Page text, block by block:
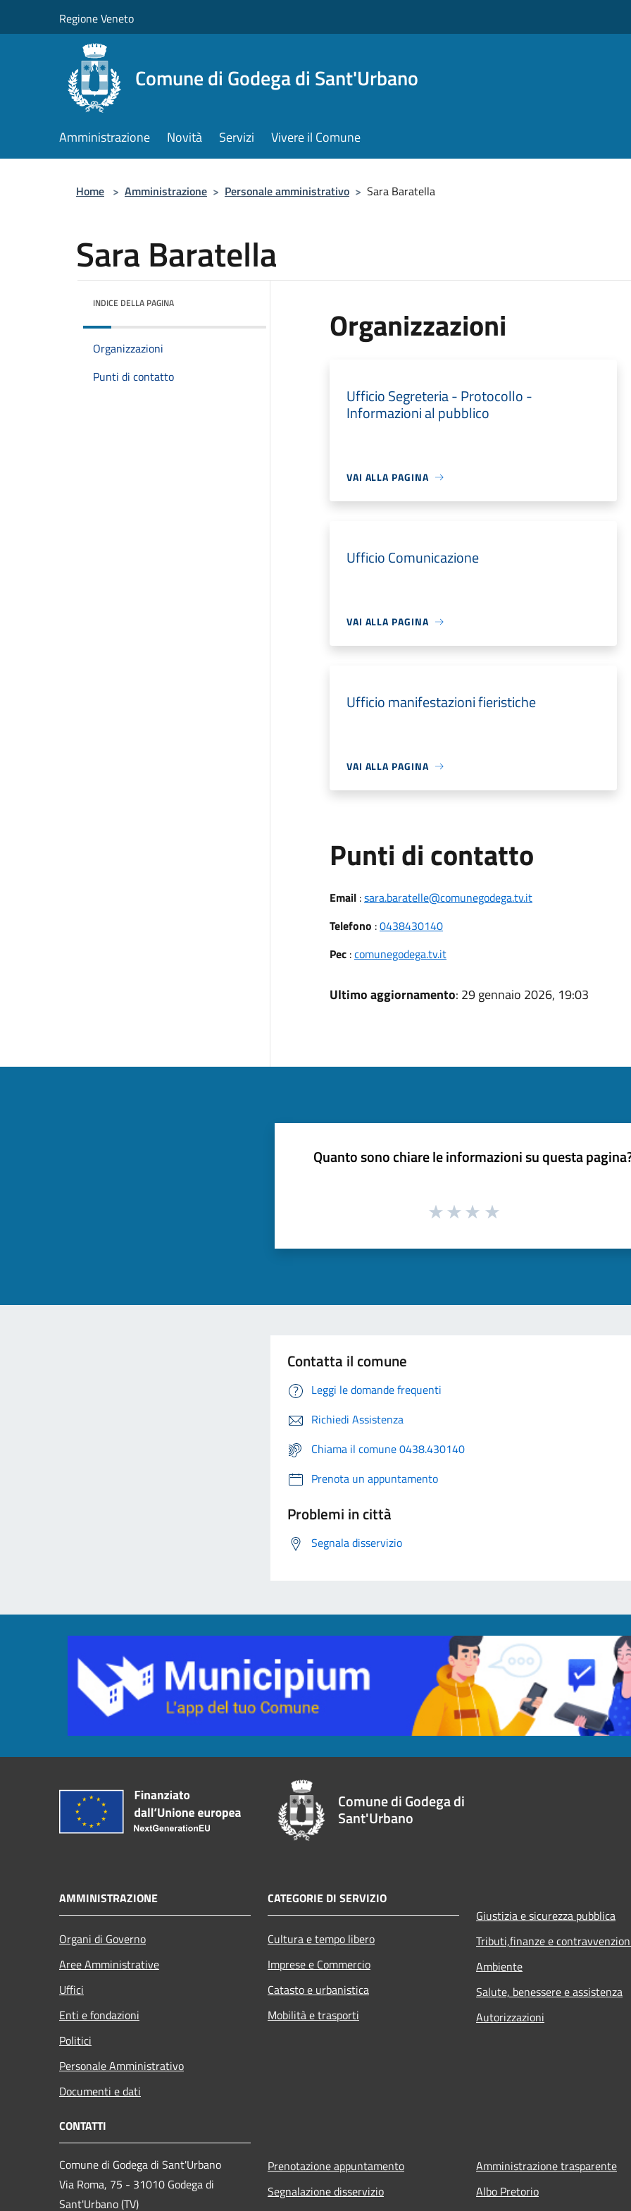
Regione Veneto
Comune di Godega di Sant'Urbano
Amministrazione Novità Servizi Vivere il Comune
Home > Amministrazione > Personale amministrativo > Sara Baratella
Sara Baratella
INDICE DELLA PAGINA
Organizzazioni
Punti di contatto
Organizzazioni
Ufficio Segreteria - Protocollo -
Informazioni al pubblico
VAI ALLA PAGINA
Ufficio Comunicazione
VAI ALLA PAGINA
Ufficio manifestazioni fieristiche
VAI ALLA PAGINA
Punti di contatto
Email:sara.baratelle@comunegodega.tv.it
Telefono :0438430140
Pec:comunegodega.tv.it
Ultimo aggiornamento: 29 gennaio 2026, 19:03
Quanto sono chiare le informazioni su questa
Contatta il comune
Leggi le domande frequenti
Richiedi Assistenza
Chiama il comune 0438.430140
Prenota un appuntamento
Problemi in città
Segnala disservizio
Comune di Godega di
Sant'Urbano
AMMINISTRAZIONE
Organi di Governo
Aree Amministrative
Uffici
Enti e fondazioni
Politici
Personale Amministrativo
Documenti e dati
CATEGORIE DI SERVIZIO
Cultura e tempo libero
Imprese e Commercio
Catasto e urbanistica
Mobilità e trasporti
Giustizia e sicurezza pubblica
Tributi,finanze e
Ambiente
Salute, benessere e assistenza
Autorizzazioni
CONTATTI
Comune di Godega di Sant'Urbano
Via Roma, 75 - 31010 Godega di
Sant'Urbano (TV)
Prenotazione appuntamento
Segnalazione disservizio
Amministrazione trasparente
Albo Pretorio